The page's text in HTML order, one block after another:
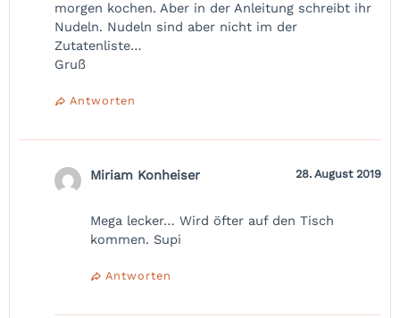
morgen kochen. Aber in der Anleitung schreibt ihr
Nudeln. Nudeln sind aber nicht im der
Zutatenliste…
Gruß
Antworten
Miriam Konheiser 28. August 2019
Mega lecker… Wird öfter auf den Tisch
kommen. Supi
Antworten